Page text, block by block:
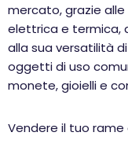
mercato, grazie
elettrica e termica,
alla sua versatilità
oggetti di uso
monete, gioielli e
Vendere il tuo